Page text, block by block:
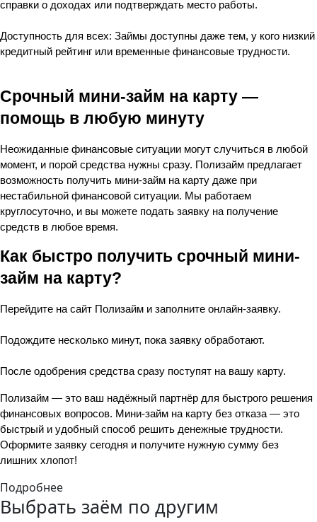
справки о доходах или подтверждать место работы.
Доступность для всех: Займы доступны даже тем, у кого низкий
кредитный рейтинг или временные финансовые трудности.
Срочный мини-займ на карту —
помощь в любую минуту
Неожиданные финансовые ситуации могут случиться в любой
момент, и порой средства нужны сразу. Полизайм предлагает
возможность получить мини-займ на карту даже при
нестабильной финансовой ситуации. Мы работаем
круглосуточно, и вы можете подать заявку на получение
средств в любое время.
Как быстро получить срочный мини-
займ на карту?
Перейдите на сайт Полизайм и заполните онлайн-заявку.
Подождите несколько минут, пока заявку обработают.
После одобрения средства сразу поступят на вашу карту.
Полизайм — это ваш надёжный партнёр для быстрого решения
финансовых вопросов. Мини-займ на карту без отказа — это
быстрый и удобный способ решить денежные трудности.
Оформите заявку сегодня и получите нужную сумму без
лишних хлопот!
Подробнее
Выбрать заём по другим